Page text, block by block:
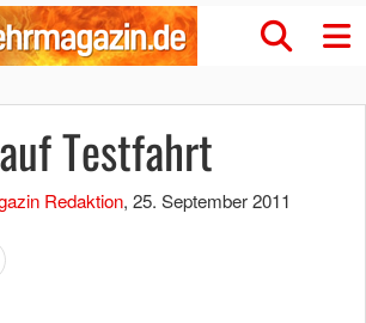
Testfahrt
Redaktion, 25. September 2011